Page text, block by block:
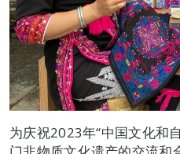
为庆祝2023年“中国文化和